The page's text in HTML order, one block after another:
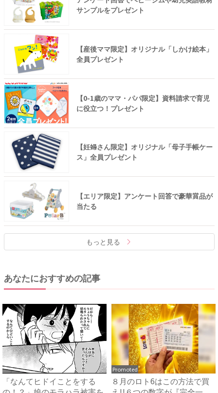
サンプルをプレゼント
【産後ママ限定】オリジナル「しかけ絵本」
全員プレゼント
【0-1歳のママ・パパ限定】資料請求で育児
に役立つ！プレゼント
【妊婦さん限定】オリジナル「母子手帳ケー
ス」全員プレゼント
【エリア限定】アンケート回答で豪華賞品が
当たる
もっと見る
あなたにおすすめの記事
「なんてヒドイことをする
Promoted
８月のロト6はこの方法で買